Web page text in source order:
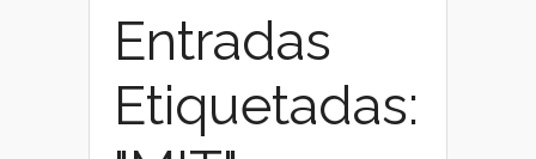
Entradas
Etiquetadas: